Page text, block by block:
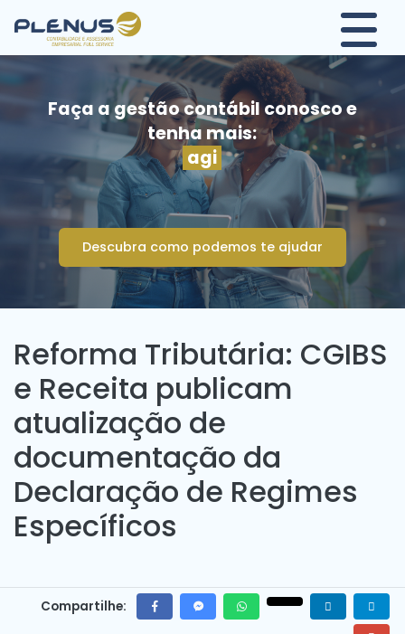
Faça a gestão contábil conosco e
tenha mais:
agili
Descubra como podemos te ajudar
Reforma Tributária: CGIBS
e Receita publicam
atualização de
documentação da
Declaração de Regimes
Específicos
Compartilhe: